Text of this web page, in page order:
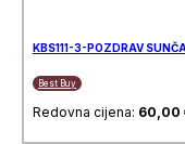
KBS111-3-POZDRAV
Best Buy
Redovna cijena: 60,00